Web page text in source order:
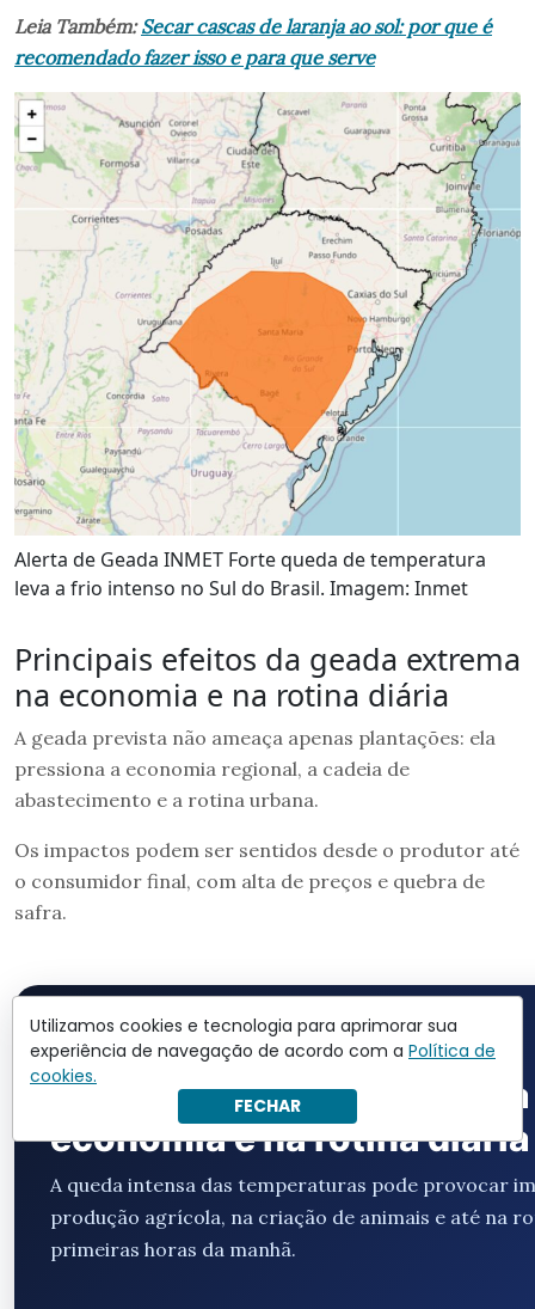
Leia Também:Secar cascas de laranja ao sol: por que é
recomendado fazer isso e para que serve
Alerta de Geada INMET Forte queda de temperatura
leva a frio intenso no Sul do Brasil. Imagem: Inmet
Principais efeitos da geada extrema
na economia e na rotina diária
A geada prevista não ameaça apenas plantações: ela
pressiona a economia regional, a cadeia de
abastecimento e a rotina urbana.
Os impactos podem ser sentidos desde o produtor até
o consumidor final, com alta de preços e quebra de
safra.
ALERTA DE GEADA EXTREMA
Principais efeitos da
economia e na rotina diária
A queda intensa das temperaturas pode provocar
produção agrícola, na criação de animais e até na
primeiras horas da manhã.
Utilizamos cookies e tecnologia para aprimorar sua
experiência de navegação de acordo com a Política de
cookies.
FECHAR